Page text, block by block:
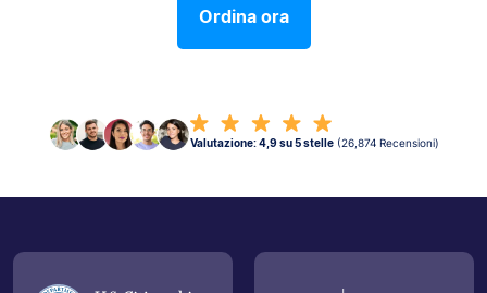
Ordina ora
Valutazione: 4,9 su 5 stelle (26,874 Recensioni)